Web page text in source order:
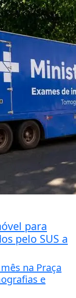
para
pelo SUS a
na Praça
e